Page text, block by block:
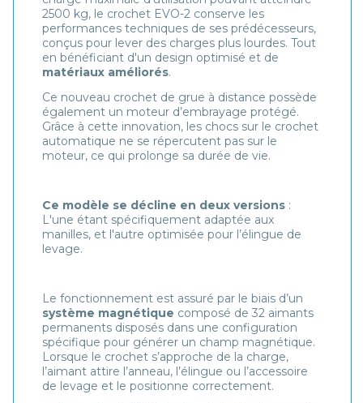
2500 kg, le crochet EVO-2 conserve les
performances techniques de ses prédécesseurs,
conçus pour lever des charges plus lourdes. Tout
en bénéficiant d'un design optimisé et de
matériaux améliorés.
Ce nouveau crochet de grue à distance possède
également un moteur d’embrayage protégé.
Grâce à cette innovation, les chocs sur le crochet
automatique ne se répercutent pas sur le
moteur, ce qui prolonge sa durée de vie.
Ce modèle se décline en deux versions :
L'une étant spécifiquement adaptée aux
manilles, et l'autre optimisée pour l’élingue de
levage.
Le fonctionnement est assuré par le biais d’un
système magnétique composé de 32 aimants
permanents disposés dans une configuration
spécifique pour générer un champ magnétique.
Lorsque le crochet s’approche de la charge,
l’aimant attire l’anneau, l’élingue ou l’accessoire
de levage et le positionne correctement.